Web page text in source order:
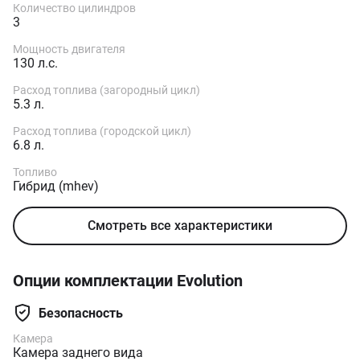
Количество цилиндров
3
Мощность двигателя
130 л.с.
Расход топлива (загородный цикл)
5.3 л.
Расход топлива (городской цикл)
6.8 л.
Топливо
Гибрид (mhev)
Смотреть все характеристики
Опции комплектации Evolution
Безопасность
Камера
Камера заднего вида